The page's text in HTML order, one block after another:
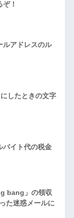
！
ルアドレスのル
したときの文字
バイト代の税金
bang」の領収
た迷惑メールに